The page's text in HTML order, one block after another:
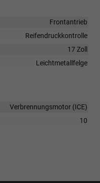
Frontantrieb
Reifendruckkontrolle
17 Zoll
Leichtmetallfelge
Verbrennungsmotor (ICE)
10